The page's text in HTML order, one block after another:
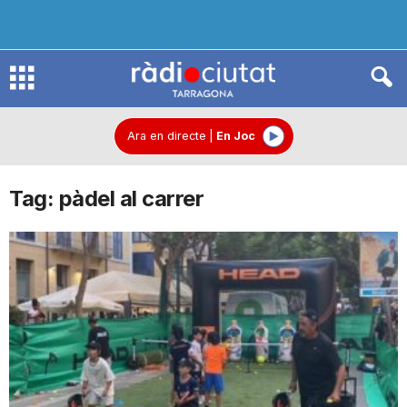
R
d
i
o
C
Ara en directe En Joc
Tag: pàdel al carrer